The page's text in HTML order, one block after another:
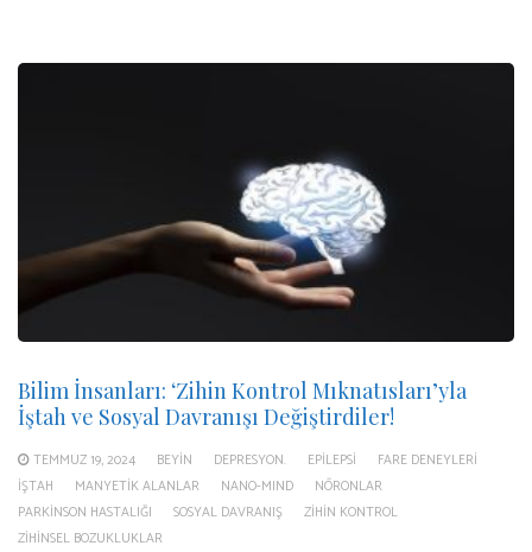
Bilim İnsanları: ‘Zihin Kontrol Mıknatısları’yla
İştah ve Sosyal Davranışı Değiştirdiler!
TEMMUZ 19, 2024 BEYIN DEPRESYON. EPILEPSI
FARE DENEYLERI
IŞTAH
MANYETIK ALANLAR NANO-MIND
NÖRONLAR
PARKINSON HASTALIĞI
SOSYAL DAVRANIŞ
ZIHIN KONTROL
ZIHINSEL BOZUKLUKLAR